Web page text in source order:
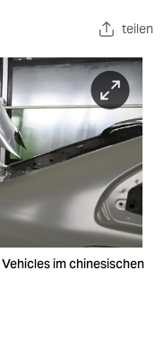
teilen
im chinesischen